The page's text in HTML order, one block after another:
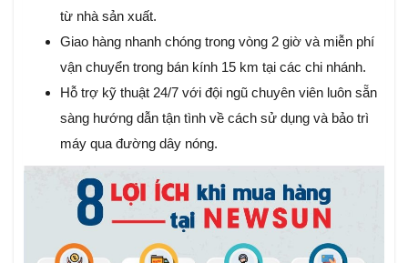
từ nhà sản xuất.
Giao hàng nhanh chóng trong vòng 2 giờ và miễn phí
vận chuyển trong bán kính 15 km tại các chi nhánh.
Hỗ trợ kỹ thuật 24/7 với đội ngũ chuyên viên luôn sẵn
sàng hướng dẫn tận tình về cách sử dụng và bảo trì
máy qua đường dây nóng.